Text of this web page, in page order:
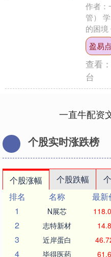
作者：
管）
的困境
的销售
每天不
盈易点
查看：
台
一直牛配资
个股实时涨跌榜
个股涨幅 个股跌幅
排名
名称 最新
1
N展芯
2 志特新材 14.8
3 近岸蛋白
4 毕得医药 61.6